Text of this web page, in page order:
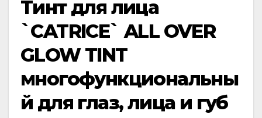
Тинт для лица
`CATRICE` ALL OVER
GLOW TINT
многофункциональны
й для глаз, лица и губ